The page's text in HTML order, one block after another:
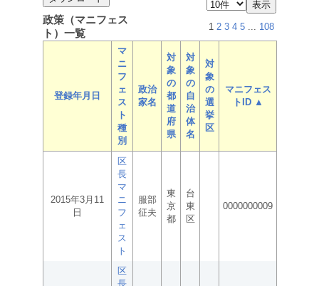
政策（マニフェス
ト）一覧
1 2 3 4 5 ... 108
登録年月日
マ
ニ
フ
ェ
ス
ト
種
別
政治
家名
対
象
の
都
道
府
県
対
象
の
自
治
体
名
対
象
の
選
挙
区
マニフェス
トID ▲
2015年3月11
日
区
長
マ
ニ
フ
ェ
ス
ト
服部
征夫
東
京
都
台
東
区
0000000009
区
長